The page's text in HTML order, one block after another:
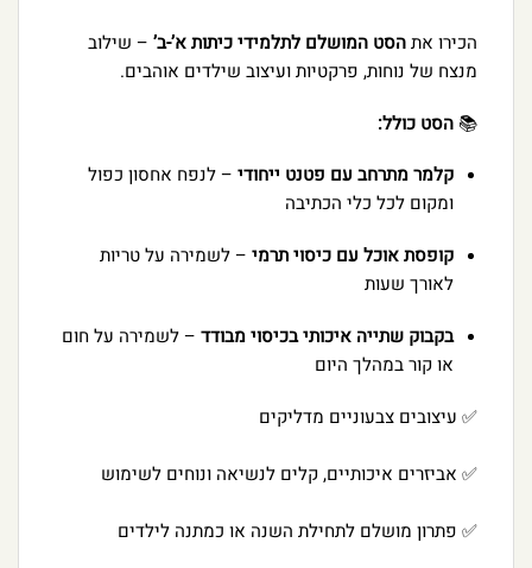
הכירו אתהסט המושלם לתלמידי כיתות א’-ב’ – שילוב
מנצח של נוחות, פרקטיות ועיצוב שילדים אוהבים.
📚 הסט כולל:
קלמר מתרחב עם פטנט ייחודי– לנפח אחסון כפול
ומקום לכל כלי הכתיבה
קופסת אוכל עם כיסוי תרמי– לשמירה על טריות
לאורך שעות
בקבוק שתייה איכותי בכיסוי מבודד– לשמירה על חום
או קור במהלך היום
✅ עיצובים צבעוניים מדליקים
✅ אביזרים איכותיים, קלים לנשיאה ונוחים לשימוש
✅ פתרון מושלם לתחילת השנה או כמתנה לילדים